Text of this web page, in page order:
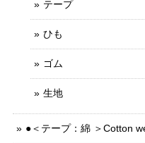
テープ
ひも
ゴム
生地
●＜テープ：綿 ＞Cotton